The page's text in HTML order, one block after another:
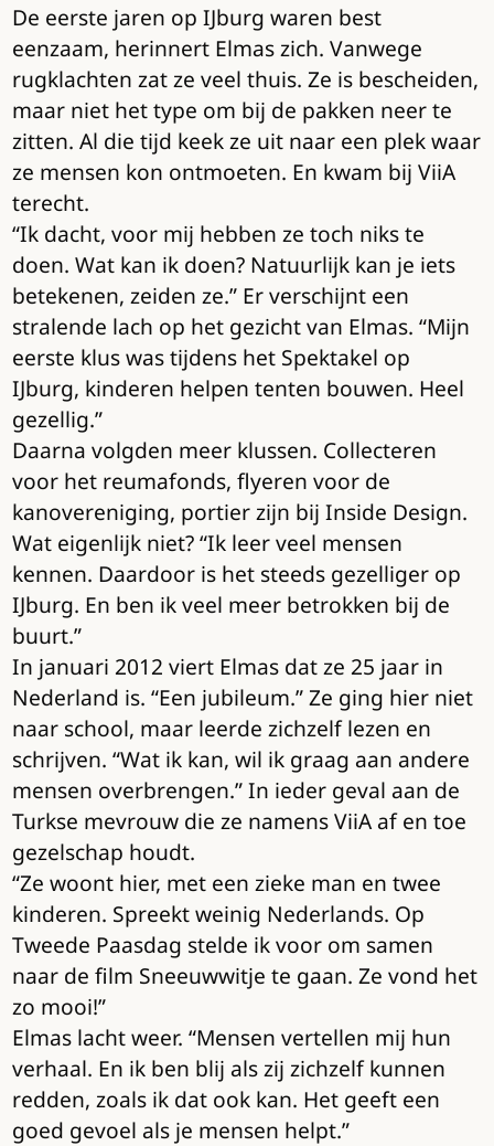
De eerste jaren op IJburg waren best
eenzaam, herinnert Elmas zich. Vanwege
rugklachten zat ze veel thuis. Ze is bescheiden,
maar niet het type om bij de pakken neer te
zitten. Al die tijd keek ze uit naar een plek waar
ze mensen kon ontmoeten. En kwam bij ViiA
terecht.
“Ik dacht, voor mij hebben ze toch niks te
doen. Wat kan ik doen? Natuurlijk kan je iets
betekenen, zeiden ze.” Er verschijnt een
stralende lach op het gezicht van Elmas. “Mijn
eerste klus was tijdens het Spektakel op
IJburg, kinderen helpen tenten bouwen. Heel
gezellig.”
Daarna volgden meer klussen. Collecteren
voor het reumafonds, flyeren voor de
kanovereniging, portier zijn bij Inside Design.
Wat eigenlijk niet? “Ik leer veel mensen
kennen. Daardoor is het steeds gezelliger op
IJburg. En ben ik veel meer betrokken bij de
buurt.”
In januari 2012 viert Elmas dat ze 25 jaar in
Nederland is. “Een jubileum.” Ze ging hier niet
naar school, maar leerde zichzelf lezen en
schrijven. “Wat ik kan, wil ik graag aan andere
mensen overbrengen.” In ieder geval aan de
Turkse mevrouw die ze namens ViiA af en toe
gezelschap houdt.
“Ze woont hier, met een zieke man en twee
kinderen. Spreekt weinig Nederlands. Op
Tweede Paasdag stelde ik voor om samen
naar de film Sneeuwwitje te gaan. Ze vond het
zo mooi!”
Elmas lacht weer. “Mensen vertellen mij hun
verhaal. En ik ben blij als zij zichzelf kunnen
redden, zoals ik dat ook kan. Het geeft een
goed gevoel als je mensen helpt.”